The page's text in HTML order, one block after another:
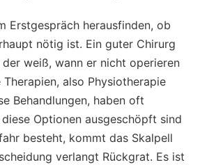
Erstgespräch herausfinden, ob
nötig ist. Ein guter Chirurg
weiß, wann er nicht operieren
also Physiotherapie
Behandlungen, haben oft
Optionen ausgeschöpft sind
besteht, kommt das Skalpell
verlangt Rückgrat. Es ist